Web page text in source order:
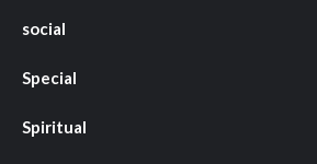
social
Special
Spiritual